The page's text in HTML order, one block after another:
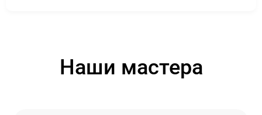
Наши мастера